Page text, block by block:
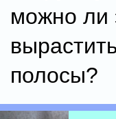
можно ли
полосы?